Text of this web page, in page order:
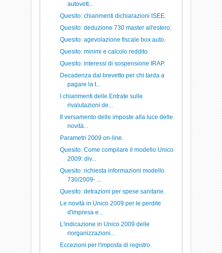
autovett...
Quesito: chiarimenti dichiarazioni ISEE.
Quesito: deduzione 730 master all'estero.
Quesito: agevolazione fiscale box auto.
Quesito: minimi e calcolo reddito.
Quesito: interessi di sospensione IRAP.
Decadenza dal brevetto per chi tarda a
pagare la t...
I chiarimenti delle Entrate sulle
rivalutazioni de...
Il versamento delle imposte alla luce delle
novità...
Parametri 2009 on-line.
Quesito: Come compilare il modello Unico
2009: div...
Quesito: richiesta informazioni modello
730/2009- ...
Quesito: detrazioni per spese sanitarie.
Le novità in Unico 2009 per le perdite
d'impresa e...
L'indicazione in Unico 2009 delle
riorganizzazioni...
Eccezioni per l'imposta di registro.